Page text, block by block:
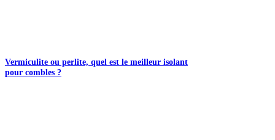
Vermiculite ou perlite, quel est le meilleur isolant
pour combles ?